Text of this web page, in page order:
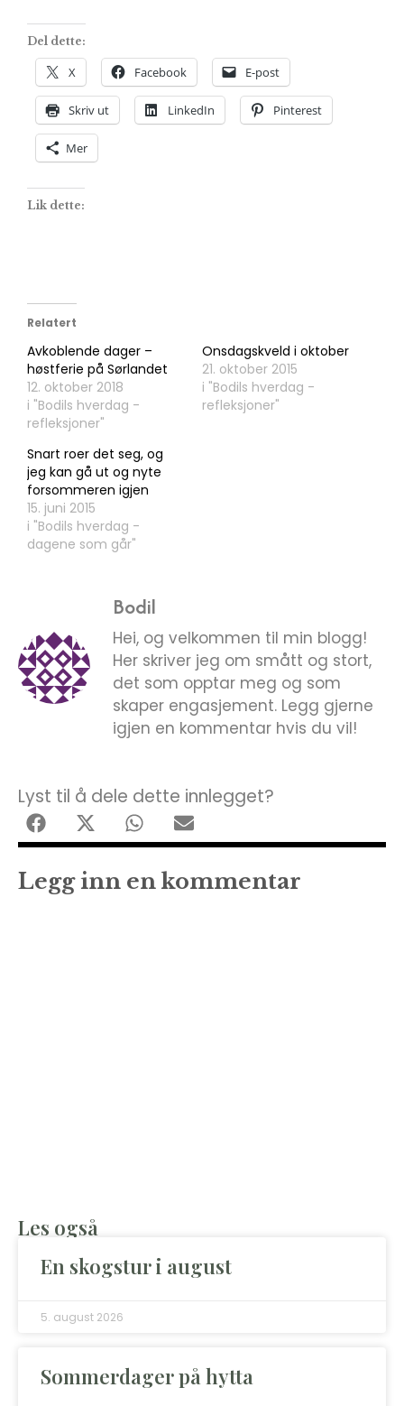
Del dette:
X Facebook E-post
Skriv ut LinkedIn Pinterest
Mer
Lik dette:
Relatert
Avkoblende dager –
høstferie på Sørlandet
12. oktober 2018
i "Bodils hverdag -
refleksjoner"
Onsdagskveld i oktober
21. oktober 2015
i "Bodils hverdag -
refleksjoner"
Snart roer det seg, og
jeg kan gå ut og nyte
forsommeren igjen
15. juni 2015
i "Bodils hverdag -
dagene som går"
Bodil
Hei, og velkommen til min blogg!
Her skriver jeg om smått og stort,
det som opptar meg og som
skaper engasjement. Legg gjerne
igjen en kommentar hvis du vil!
Lyst til å dele dette innlegget?
Legg inn en kommentar
Les også
En skogstur i august
5. august 2026
Sommerdager på hytta